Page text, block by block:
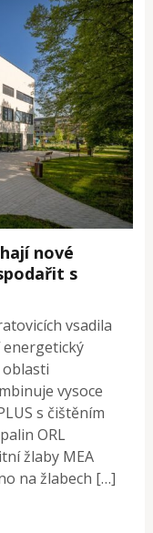
nové
s
vsadila
vysoce
s čištěním
ORL
žlaby MEA
na žlabech […]